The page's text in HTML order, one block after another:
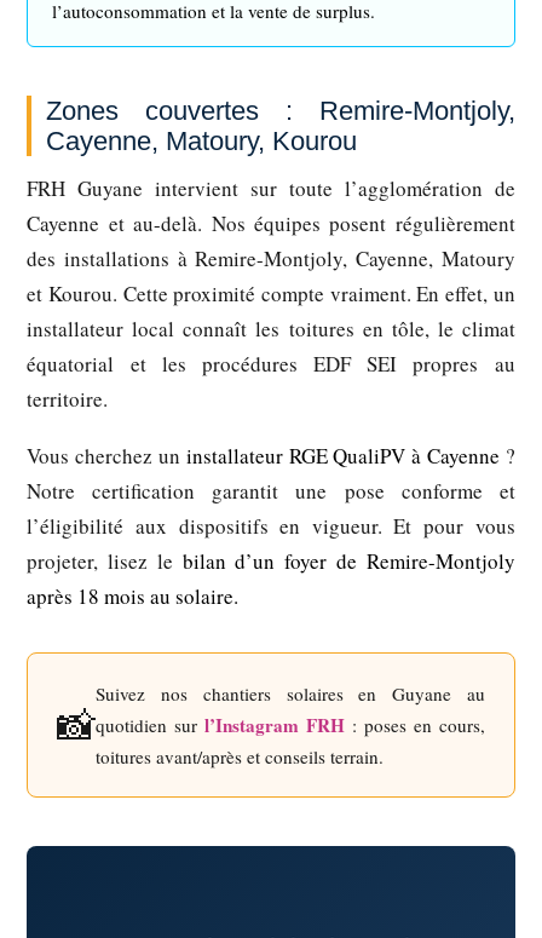
l’autoconsommation et la vente de surplus.
Zones couvertes : Remire-Montjoly,
Cayenne, Matoury, Kourou
FRH Guyane intervient sur toute l’agglomération de
Cayenne et au-delà. Nos équipes posent régulièrement
des installations à Remire-Montjoly, Cayenne, Matoury
et Kourou. Cette proximité compte vraiment. En effet, un
installateur local connaît les toitures en tôle, le climat
équatorial et les procédures EDF SEI propres au
territoire.
Vous cherchez un installateur RGE QualiPV à Cayenne ?
Notre certification garantit une pose conforme et
l’éligibilité aux dispositifs en vigueur. Et pour vous
projeter, lisez le bilan d’un foyer de Remire-Montjoly
après 18 mois au solaire.
📸
Suivez nos chantiers solaires en Guyane au
quotidien surl’Instagram FRH : poses en cours,
toitures avant/après et conseils terrain.